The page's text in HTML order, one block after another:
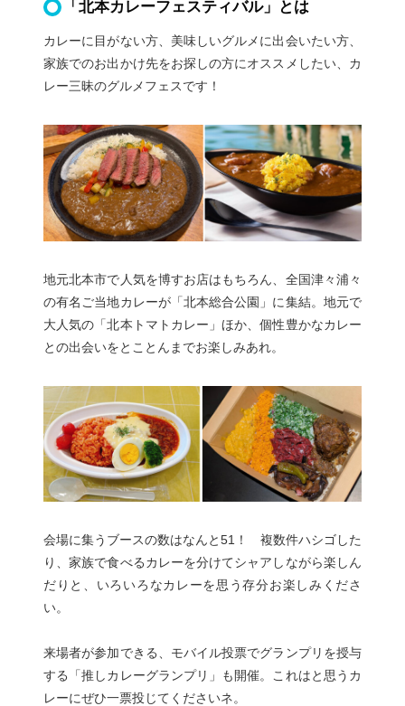
「北本カレーフェスティバル」とは
カレーに目がない方、美味しいグルメに出会いたい方、
家族でのお出かけ先をお探しの方にオススメしたい、カ
レー三昧のグルメフェスです！
地元北本市で人気を博すお店はもちろん、全国津々浦々
の有名ご当地カレーが「北本総合公園」に集結。地元で
大人気の「北本トマトカレー」ほか、個性豊かなカレー
との出会いをとことんまでお楽しみあれ。
会場に集うブースの数はなんと51！ 複数件ハシゴした
り、家族で食べるカレーを分けてシャアしながら楽しん
だりと、いろいろなカレーを思う存分お楽しみくださ
い。
来場者が参加できる、モバイル投票でグランプリを授与
する「推しカレーグランプリ」も開催。これはと思うカ
レーにぜひ一票投じてくださいネ。